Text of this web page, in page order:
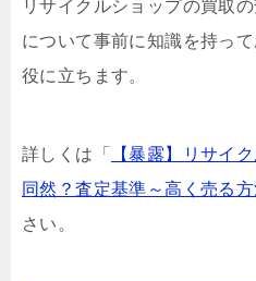
リサイクルショップの買取
について事前に知識を持っ
役に立ちます。
詳しくは「
【暴露】リサイ
同然？査定基準～高く売る
さい。